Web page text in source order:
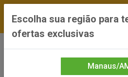
*Preços exclusivos do site —
Escolha sua região para
ofertas exclusivas
Manaus/